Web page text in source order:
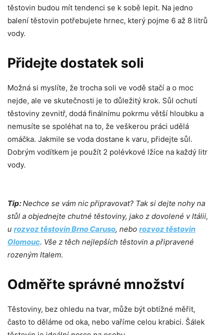
těstovin budou mít tendenci se k sobě lepit. Na jedno
balení těstovin potřebujete hrnec, který pojme 6 až 8 litrů
vody.
Přidejte dostatek soli
Možná si myslíte, že trocha soli ve vodě stačí a o moc
nejde, ale ve skutečnosti je to důležitý krok. Sůl ochutí
těstoviny zevnitř, dodá finálnímu pokrmu větší hloubku a
nemusíte se spoléhat na to, že veškerou práci udělá
omáčka. Jakmile se voda dostane k varu, přidejte sůl.
Dobrým vodítkem je použít 2 polévkové lžíce na každý litr
vody.
Tip:Nechce se vám nic připravovat? Tak si dejte nohy na
stůl a objednejte chutné těstoviny, jako z dovolené v Itálii,
u rozvoz těstovin Brno Caruso, nebo rozvoz těstovin
Olomouc. Vše z těch nejlepších těstovin a připravené
rozeným Italem.
Odměřte správné množství
Těstoviny, bez ohledu na tvar, může být obtížné měřit,
často to děláme od oka, nebo vaříme celou krabici. Šálek